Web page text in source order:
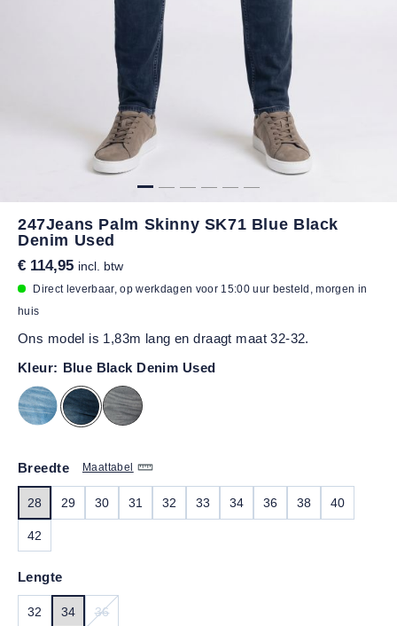
247Jeans Palm Skinny SK71 Blue Black
Denim Used
€ 114,95 incl. btw
Direct leverbaar, op werkdagen voor 15:00 uur besteld, morgen in
huis
Ons model is 1,83m lang en draagt maat 32-32.
Kleur: Blue Black Denim Used
Maattabel
Breedte
28 29 30 31 32 33 34 36 38 40
42
Lengte
32 34 36